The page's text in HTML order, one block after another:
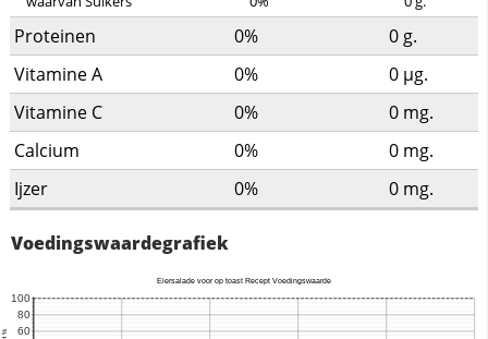
Proteinen 0% 0 g.
Vitamine A
0% 0 µg.
Vitamine C
0% 0 mg.
Calcium
0% 0 mg.
Ijzer
0% 0 mg.
Voedingswaardegrafiek